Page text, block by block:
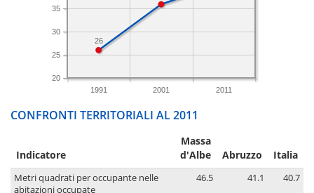
1991 2001 2011
20
25
30
35
26
CONFRONTI TERRITORIALI AL 2011
Indicatore
Massa
d'Albe
Abruzzo Italia
Metri quadrati per occupante nelle
abitazioni occupate
46.5 41.1 40.7